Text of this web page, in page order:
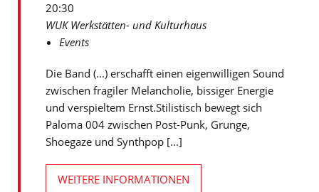
20:30
WUK Werkstätten- und Kulturhaus
Events
Die Band (...) erschafft einen eigenwilligen Sound
zwischen fragiler Melancholie, bissiger Energie
und verspieltem Ernst.Stilistisch bewegt sich
Paloma 004 zwischen Post-Punk, Grunge,
Shoegaze und Synthpop [...]
WEITERE INFORMATIONEN